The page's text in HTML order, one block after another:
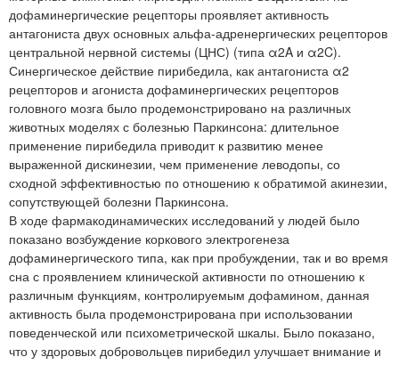
дофаминергические рецепторы проявляет активность
антагониста двух основных альфа-адренергических рецепторов
центральной нервной системы (ЦНС) (типа α2A и α2C).
Синергическое действие пирибедила, как антагониста α2
рецепторов и агониста дофаминергических рецепторов
головного мозга было продемонстрировано на различных
животных моделях с болезнью Паркинсона: длительное
применение пирибедила приводит к развитию менее
выраженной дискинезии, чем применение леводопы, со
сходной эффективностью по отношению к обратимой акинезии,
сопутствующей болезни Паркинсона.
В ходе фармакодинамических исследований у людей было
показано возбуждение коркового электрогенеза
дофаминергического типа, как при пробуждении, так и во время
сна с проявлением клинической активности по отношению к
различным функциям, контролируемым дофамином, данная
активность была продемонстрирована при использовании
поведенческой или психометрической шкалы. Было показано,
что у здоровых добровольцев пирибедил улучшает внимание и